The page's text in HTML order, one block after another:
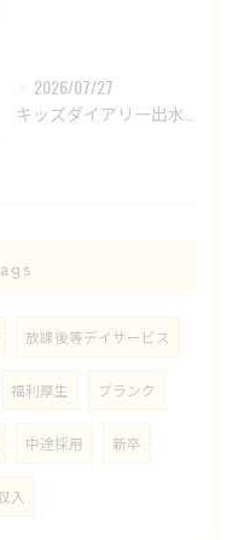
2026/07/27
キッズダイアリー出水教室です🌟
放課後等デイサービス
福利厚生 ブランク
中途採用 新卒
入